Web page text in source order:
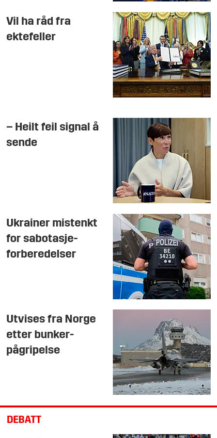
Vil ha råd fra
ektefeller
– Heilt feil signal å
sende
Ukrainer mistenkt
for sabotasje-
forberedelser
Utvises fra Norge
etter bunker-
pågripelse
DEBATT